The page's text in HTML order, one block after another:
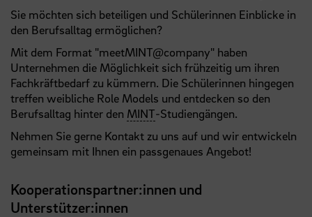
Sie möchten sich beteiligen und Schülerinnen Einblicke in
den Berufsalltag ermöglichen?
Mit dem Format "meetMINT@company" haben
Unternehmen die Möglichkeit sich frühzeitig um ihren
Fachkräftbedarf zu kümmern. Die Schülerinnen hingegen
treffen weibliche Role Models und entdecken so den
Berufsalltag hinter den MINT-Studiengängen.
Nehmen Sie gerne Kontakt zu uns auf und wir entwickeln
gemeinsam mit Ihnen ein passgenaues Angebot!
Kooperationspartner:innen und
Unterstützer:innen